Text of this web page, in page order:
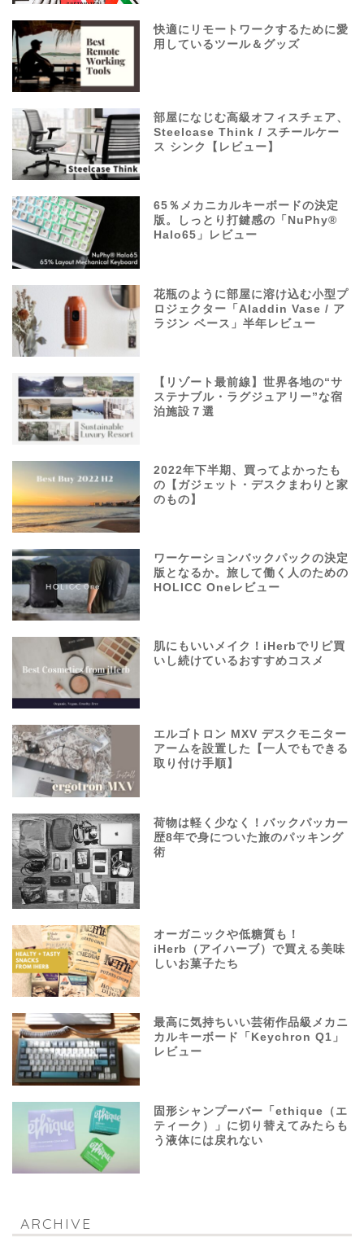
快適にリモートワークするために愛
用しているツール＆グッズ
部屋になじむ高級オフィスチェア、
Steelcase Think / スチールケー
ス シンク【レビュー】
65％メカニカルキーボードの決定
版。しっとり打鍵感の「NuPhy®
Halo65」レビュー
花瓶のように部屋に溶け込む小型プ
ロジェクター「Aladdin Vase / ア
ラジン ベース」半年レビュー
【リゾート最前線】世界各地の“サ
ステナブル・ラグジュアリー”な宿
泊施設７選
2022年下半期、買ってよかったも
の【ガジェット・デスクまわりと家
のもの】
ワーケーションバックパックの決定
版となるか。旅して働く人のための
HOLICC Oneレビュー
肌にもいいメイク！iHerbでリピ買
いし続けているおすすめコスメ
エルゴトロン MXV デスクモニター
アームを設置した【一人でもできる
取り付け手順】
荷物は軽く少なく！バックパッカー
歴8年で身についた旅のパッキング
術
オーガニックや低糖質も！
iHerb（アイハーブ）で買える美味
しいお菓子たち
最高に気持ちいい芸術作品級メカニ
カルキーボード「Keychron Q1」
レビュー
固形シャンプーバー「ethique（エ
ティーク）」に切り替えてみたらも
う液体には戻れない
ARCHIVE